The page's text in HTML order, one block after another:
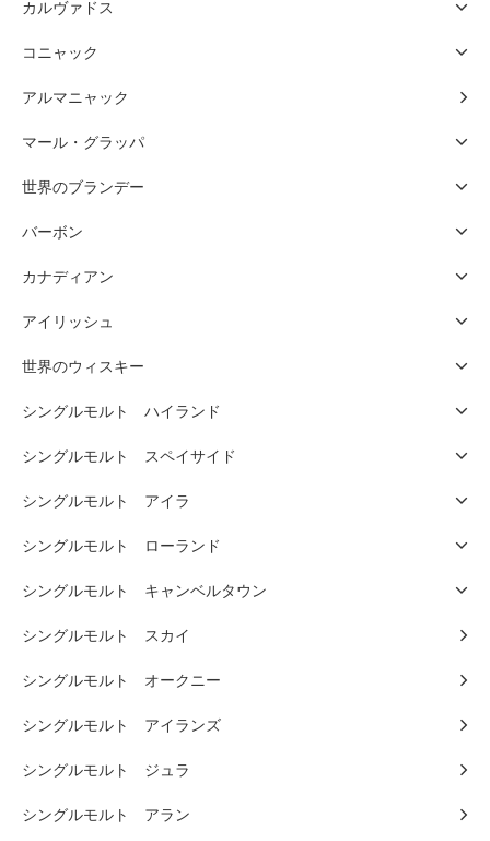
カルヴァドス
コニャック
アルマニャック
マール・グラッパ
世界のブランデー
バーボン
カナディアン
アイリッシュ
世界のウィスキー
シングルモルト ハイランド
シングルモルト スペイサイド
シングルモルト アイラ
シングルモルト ローランド
シングルモルト キャンベルタウン
シングルモルト スカイ
シングルモルト オークニー
シングルモルト アイランズ
シングルモルト ジュラ
シングルモルト アラン